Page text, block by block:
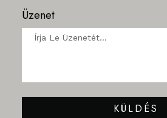
Üzenet
KÜLDÉS